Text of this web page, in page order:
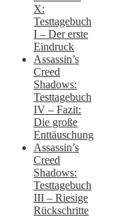
X:
Testtagebuch
I – Der erste
Eindruck
Assassin’s
Creed
Shadows:
Testtagebuch
IV – Fazit:
Die große
Enttäuschung
Assassin’s
Creed
Shadows:
Testtagebuch
III – Riesige
Rückschritte